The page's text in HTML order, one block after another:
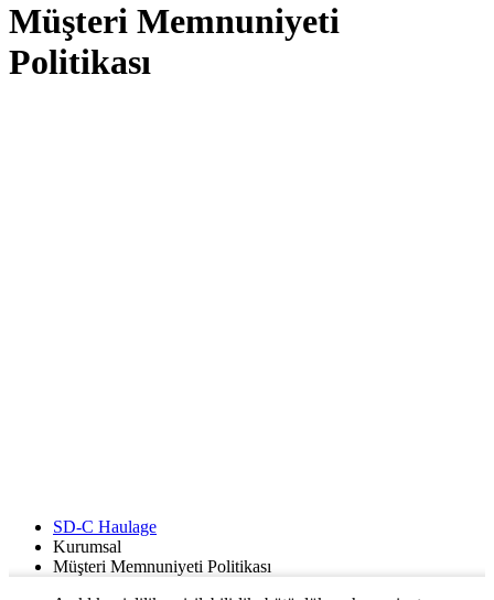
Müşteri Memnuniyeti
Politikası
SD-C Haulage
Kurumsal
Müşteri Memnuniyeti Politikası